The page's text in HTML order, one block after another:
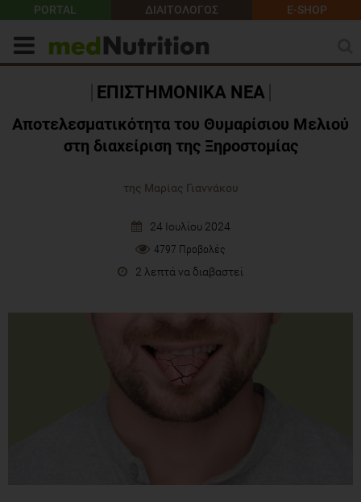
PORTAL ΔΙΑΙΤΟΛΟΓΟΣ E-SHOP
ΕΠΙΣΤΗΜΟΝΙΚΑ ΝΕΑ
Αποτελεσματικότητα του Θυμαρίσιου Μελιού
στη διαχείριση της Ξηροστομίας
της Μαρίας Γιαννάκου
24 Ιουλίου 2024
4797 Προβολές
2 λεπτά να διαβαστεί